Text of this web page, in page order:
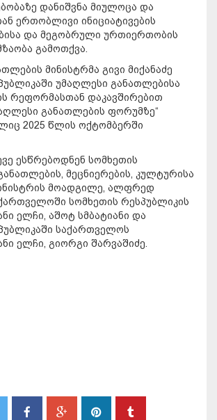
დანიშვნა მიულოცა და
ერთობლივი ინიციატივების
და მეგობრული ურთიერთობის
გამოთქვა.
მინისტრმა გივი მიქანაძე
უმაღლესი განათლებისა
რეფორმასთან დაკავშირებით
განათლების ფორუმზე“
2025 წლის ოქტომბერში
ესწრებოდნენ სომხეთის
მეცნიერების, კულტურისა
მოადგილე, ალფრედ
სომხეთის რესპუბლიკის
ელჩი, აშოტ სმბატიანი და
საქართველოს
ელჩი, გიორგი შარვაშიძე.